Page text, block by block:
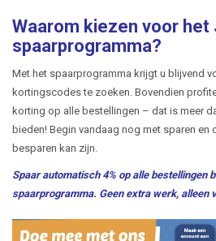
Waarom kiezen voor het
spaarprogramma?
Met het spaarprogramma krijgt u blijvend
kortingscodes te zoeken. Bovendien
korting op alle bestellingen – dat is meer
bieden! Begin vandaag nog met sparen en
besparen kan zijn.
Spaar automatisch 4% op alle bestellingen
spaarprogramma. Geen extra werk, alleen